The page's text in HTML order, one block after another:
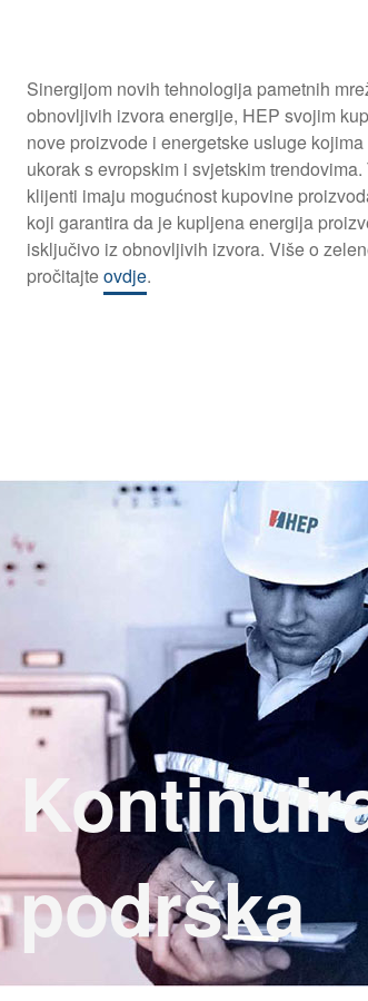
Sinergijom novih tehnologija pametnih
obnovljivih izvora energije, HEP svojim
nove proizvode i energetske usluge
ukorak s evropskim i svjetskim trendovima.
klijenti imaju mogućnost kupovine
koji garantira da je kupljena energija
isključivo iz obnovljivih izvora. Više o
pročitajteovdje.
podrška